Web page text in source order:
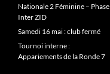
Nationale 2 Féminine – Phase
Inter ZID
Samedi 16 mai : club fermé
Tournoi interne :
Appariements de la Ronde 7